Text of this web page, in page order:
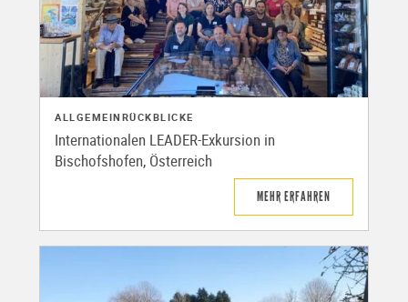
ALLGEMEIN RÜCKBLICKE
Internationalen LEADER-Exkursion in
Bischofshofen, Österreich
MEHR ERFAHREN